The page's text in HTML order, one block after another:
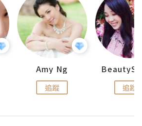
Amy Ng
追蹤 追蹤